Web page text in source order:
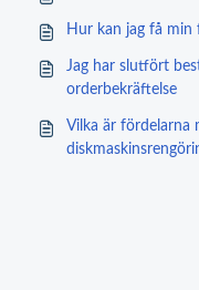
Hur kan jag få min
Jag har slutfört
orderbekräftelse
Vilka är fördelarna